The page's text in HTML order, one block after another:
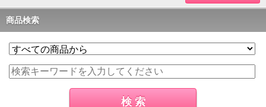
商品検索